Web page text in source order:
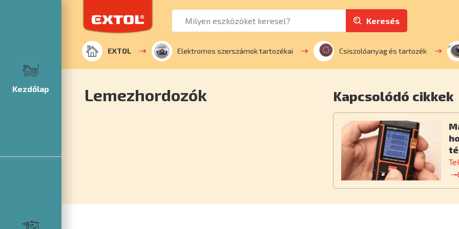
Kezdőlap
Keresés
EXTOL Elektromos szerszámok tartozékai Csiszolóanyag és tartozék
Lemezhordozók Kapcsolódó cikkek